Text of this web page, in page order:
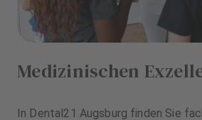
Medizinischen
In Dental21 Augsburg finden Sie